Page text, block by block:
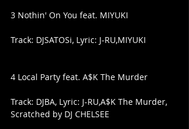
3 Nothin' On You feat. MIYUKI
Track: DJSATOSi, Lyric: J-RU,MIYUKI
4 Local Party feat. A$K The Murder
Track: DJBA, Lyric: J-RU,A$K The Murder,
Scratched by DJ CHELSEE